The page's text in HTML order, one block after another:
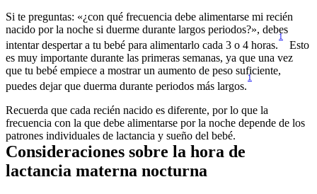
Si te preguntas: «¿con qué frecuencia debe alimentarse mi recién
nacido por la noche si duerme durante largos periodos?», debes
intentar despertar a tu bebé para alimentarlo cada 3 o 4 horas.
1
  Esto
es muy importante durante las primeras semanas, ya que una vez
que tu bebé empiece a mostrar un aumento de peso suficiente,
puedes dejar que duerma durante periodos más largos.
1
Recuerda que cada recién nacido es diferente, por lo que la
frecuencia con la que debe alimentarse por la noche depende de los
Consideraciones sobre la hora de